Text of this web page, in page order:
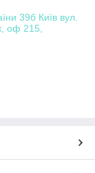
39б Київ вул.
оф 215,